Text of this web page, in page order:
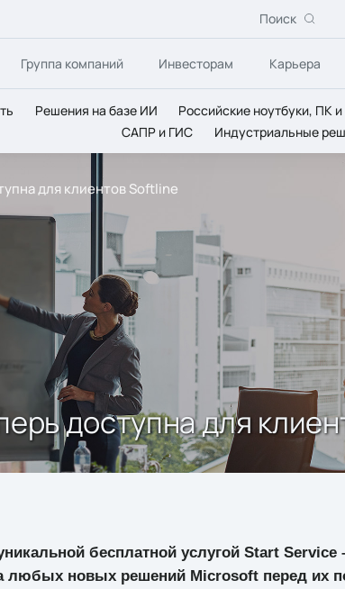
Поиск
Группа компаний Инвесторам Карьера
Решения на базе ИИ Российские ноутбуки, ПК
САПР и ГИС
Индустриальные
для клиентов Softline
доступна для
бесплатной услугой Start Service
любых новых решений Microsoft перед их